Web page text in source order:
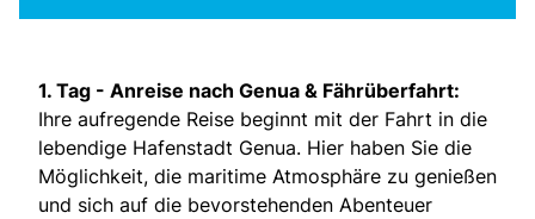
1. Tag - Anreise nach Genua & Fährüberfahrt:
Ihre aufregende Reise beginnt mit der Fahrt in die
lebendige Hafenstadt Genua. Hier haben Sie die
Möglichkeit, die maritime Atmosphäre zu genießen
und sich auf die bevorstehenden Abenteuer